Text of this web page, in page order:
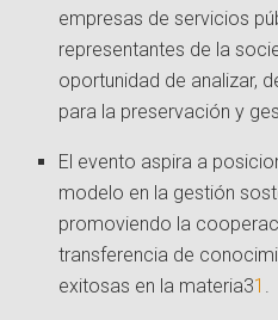
empresas de servicios
representantes de la
oportunidad de analizar,
para la preservación y
El evento aspira a
modelo en la gestión
promoviendo la
transferencia de
exitosas en la materia31